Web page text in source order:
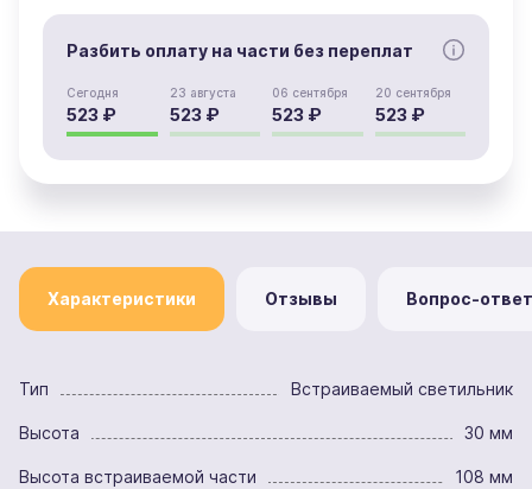
Разбить оплату на части без переплат
Сегодня
523 ₽
23 августа
523 ₽
06 сентября
523 ₽
20 сентября
523 ₽
Характеристики Отзывы Вопрос-ответ
Тип Встраиваемый светильник
Высота 30 мм
Высота встраиваемой части 108 мм